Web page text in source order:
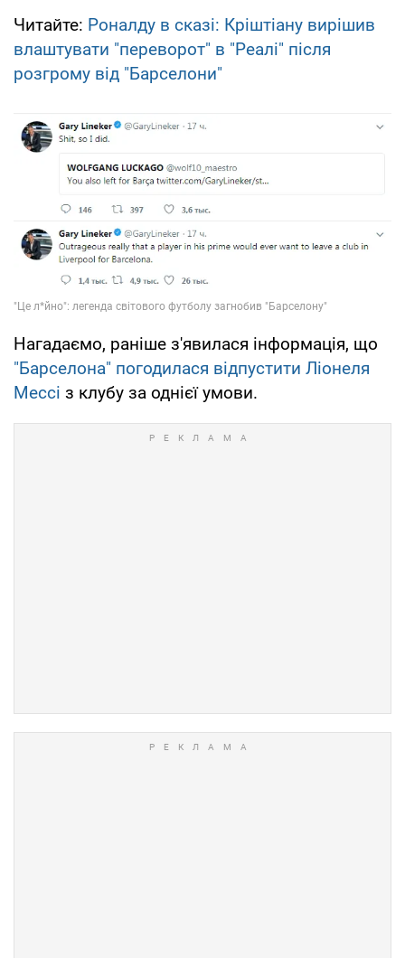
Читайте: Роналду в сказі: Кріштіану вирішив
влаштувати "переворот" в "Реалі" після
розгрому від "Барселони"
Нагадаємо, раніше з'явилася інформація, що
"Барселона" погодилася відпустити Ліонеля
Мессі з клубу за однієї умови.